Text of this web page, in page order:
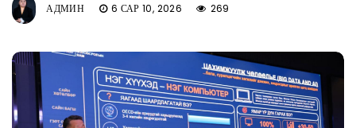
АДМИН 6 САР 10, 2026 269